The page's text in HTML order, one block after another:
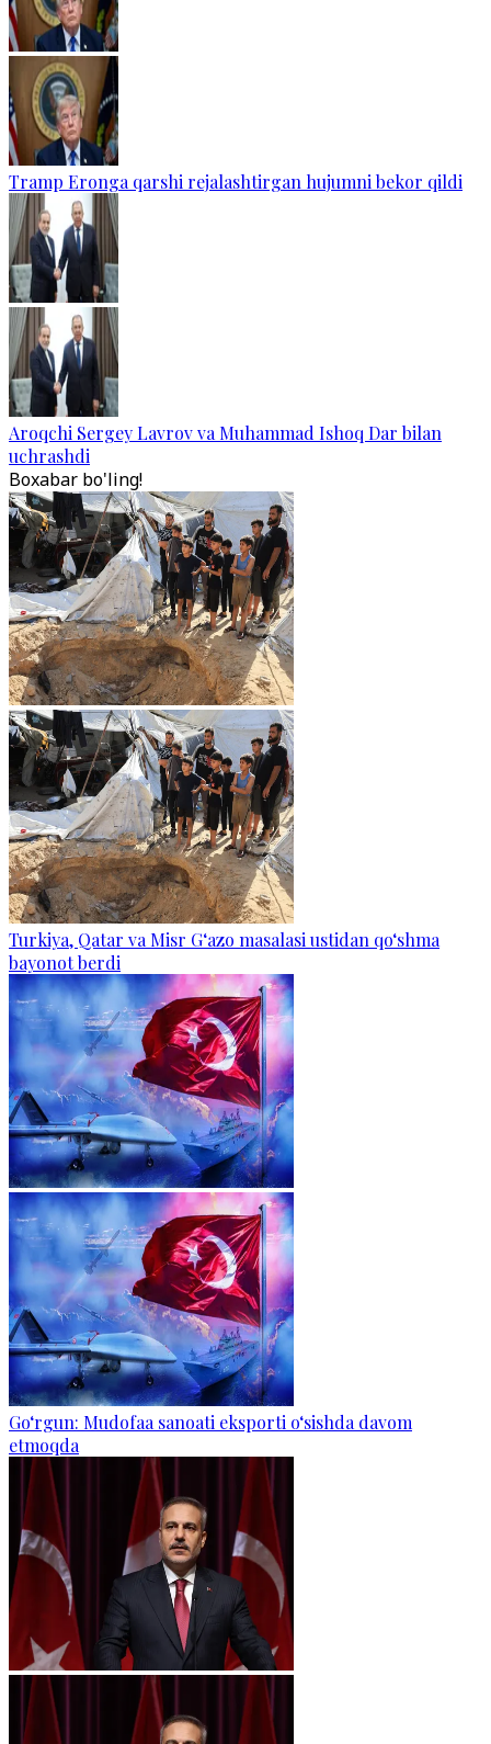
Tramp Eronga qarshi rejalashtirgan hujumni bekor qildi
Aroqchi Sergey Lavrov va Muhammad Ishoq Dar bilan
uchrashdi
Boxabar bo'ling!
Turkiya, Qatar va Misr G‘azo masalasi ustidan qo‘shma
bayonot berdi
Go‘rgun: Mudofaa sanoati eksporti o‘sishda davom
etmoqda